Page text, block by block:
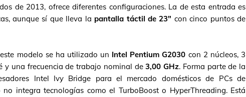
de 2013, ofrece diferentes configuraciones. La de esta entrada es
aunque sí que lleva la pantalla táctil de 23" con cinco puntos de
modelo se ha utilizado un Intel Pentium G2030 con 2 núcleos, 3
y una frecuencia de trabajo nominal de3,00 GHz. Forma parte de la
Intel Ivy Bridge para el mercado domésticos de PCs de
integra tecnologías como el TurboBoost o HyperThreading. Está